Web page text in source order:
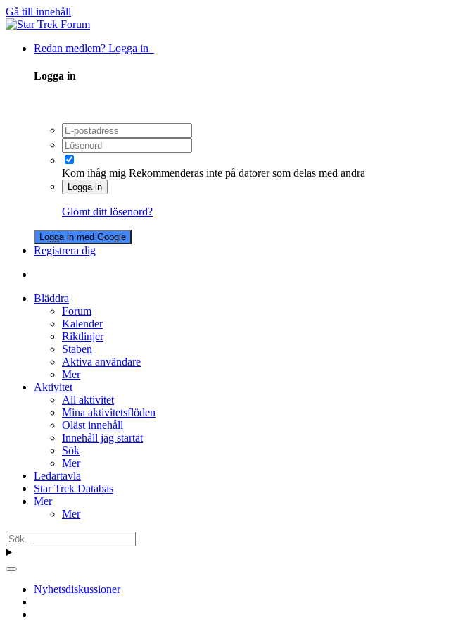
Gå till innehåll
Redan medlem? Logga in
Logga in
Kom ihåg mig Rekommenderas inte på datorer som delas med andra
Logga in
Glömt ditt lösenord?
Logga in med Google
Registrera dig
Bläddra
Forum
Kalender
Riktlinjer
Staben
Aktiva användare
Mer
Aktivitet
All aktivitet
Mina aktivitetsflöden
Oläst innehåll
Innehåll jag startat
Sök
Mer
Ledartavla
Star Trek Databas
Mer
Mer
Nyhetsdiskussioner